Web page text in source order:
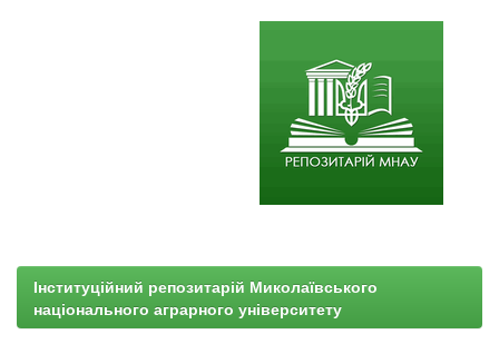
Інституційний репозитарій Миколаївського
національного аграрного університету